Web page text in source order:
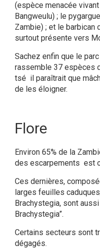
(espèce menacée
Bangweulu) ; le
Zambie) ; et le barbican
surtout présente vers
Sachez enfin que le
rassemble 37 espèces
tsé ­ il paraîtrait que
de les éloigner.
Flore
Environ 65% de la
des escarpements est
Ces dernières,
larges feuilles
Brachystegia, sont
Brachystegia”.
Certains secteurs sont
dégagés.